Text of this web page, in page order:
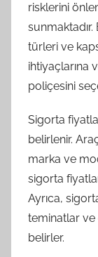
risklerini
türleri ve
ihtiyaçlarına
poliçesini
Sigorta
belirlenir.
marka ve
sigorta
Ayrıca,
teminatlar ve
belirler.